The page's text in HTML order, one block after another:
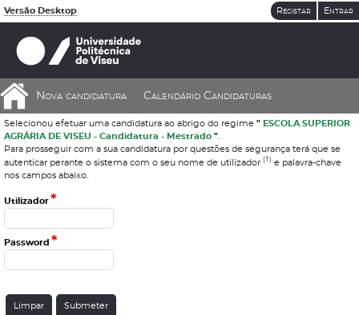
Versão Desktop Registar Entrar
Nova candidatura Calendário Candidaturas
Selecionou efetuar uma candidatura ao abrigo do regime " ESCOLA SUPERIOR
AGRÁRIA DE VISEU - Candidatura - Mestrado "
Para prosseguir com a sua candidatura por questões de segurança terá que se
autenticar perante o sistema com o seu nome de utilizador (1) e palavra-chave
nos campos abaixo.
Utilizador*
Password *